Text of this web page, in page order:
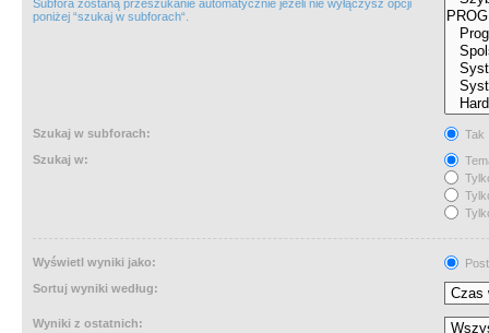
Subfora zostaną przeszukanie automatycznie jeżeli nie wyłączysz opcji
poniżej “szukaj w subforach“.
Szukaj w subforach:
Tak
Szukaj w:
Wyświetl wyniki jako:
Sortuj wyniki według:
Wyniki z ostatnich: